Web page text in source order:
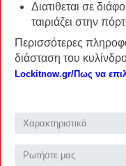
Διατιθεται σε
ταιριάζει στην
Περισσότερες
διάσταση του
Lockitnow.gr/Πως να
Χαρακτηριστικά
Ρωτήστε μας